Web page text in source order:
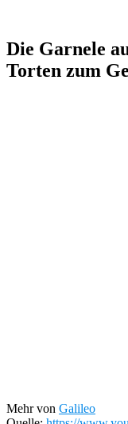
Die Garnele
Torten zum
Mehr von Galileo